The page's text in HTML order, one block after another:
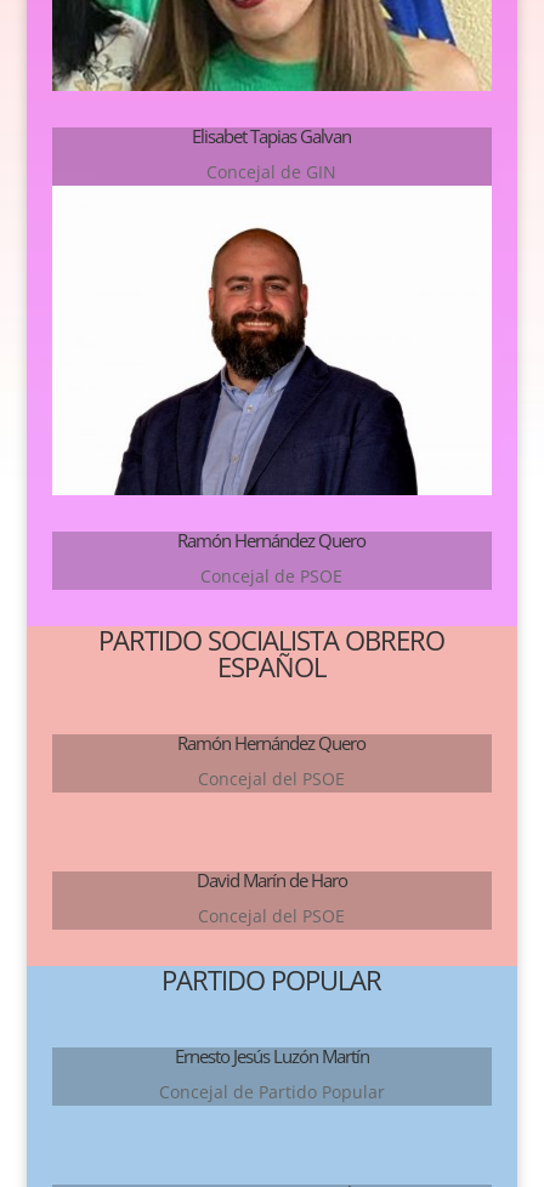
Elisabet Tapias Galvan
Concejal de GIN
Ramón Hernández Quero
Concejal de PSOE
PARTIDO SOCIALISTA OBRERO
ESPAÑOL
Ramón Hernández Quero
Concejal del PSOE
David Marín de Haro
Concejal del PSOE
PARTIDO POPULAR
Ernesto Jesús Luzón Martín
Concejal de Partido Popular